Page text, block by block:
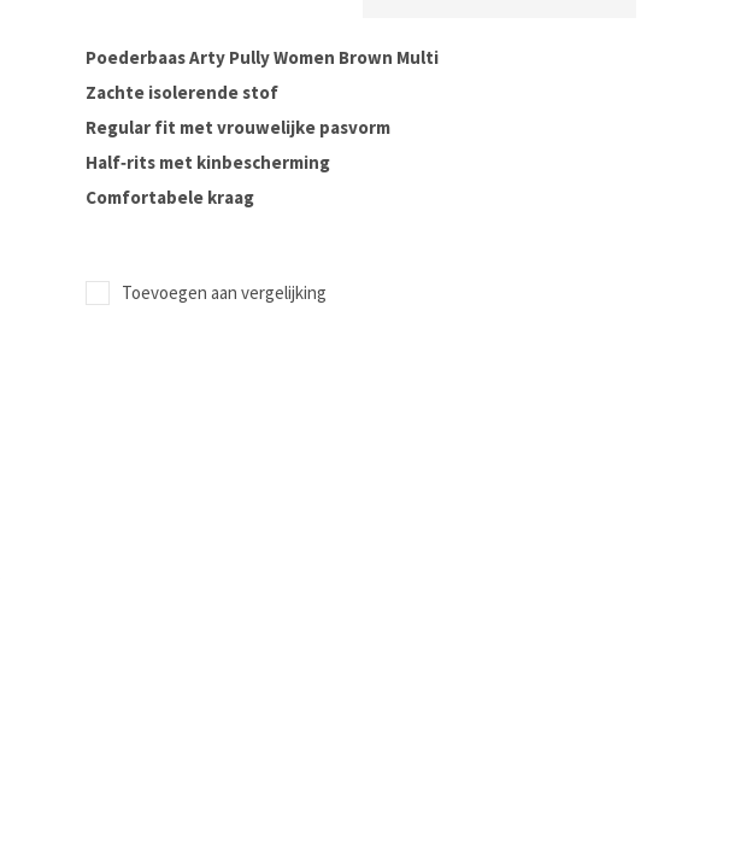
Poederbaas Arty Pully Women Brown Multi
Zachte isolerende stof
Regular fit met vrouwelijke pasvorm
Half‑rits met kinbescherming
Comfortabele kraag
Toevoegen aan vergelijking